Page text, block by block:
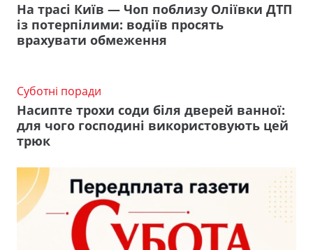
На трасі Київ — Чоп поблизу Оліївки ДТП
із потерпілими: водіїв просять
врахувати обмеження
Суботні поради
Насипте трохи соди біля дверей ванної:
для чого господині використовують цей
трюк